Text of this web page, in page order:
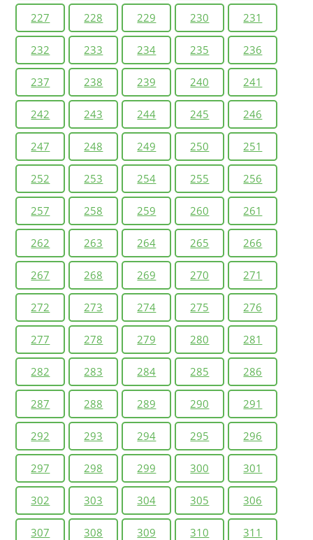
227 228 229 230 231
232 233 234 235 236
237 238 239 240 241
242 243 244 245 246
247 248 249 250 251
252 253 254 255 256
257 258 259 260 261
262 263 264 265 266
267 268 269 270 271
272 273 274 275 276
277 278 279 280 281
282 283 284 285 286
287 288 289 290 291
292 293 294 295 296
297 298 299 300 301
302 303 304 305 306
307 308 309 310 311